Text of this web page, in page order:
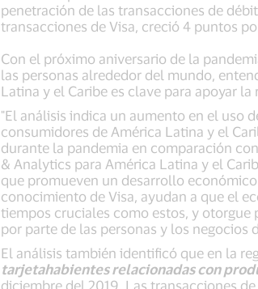
penetración de las transacciones de
transacciones de Visa, creció 4 puntos
Con el próximo aniversario de la
las personas alrededor del mundo,
Latina y el Caribe es clave para apoyar la
"El análisis indica un aumento en el uso
consumidores de América Latina y el
durante la pandemia en comparación
& Analytics para América Latina y el
que promueven un desarrollo
conocimiento de Visa, ayudan a que el
tiempos cruciales como estos, y otorgue
por parte de las personas y los negocios
El análisis también identificó que en la
tarjetahabientes relacionadas con
diciembre del 2019. Las transacciones